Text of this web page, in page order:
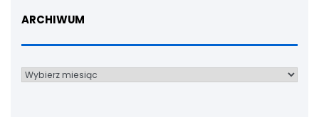
ARCHIWUM
Archiwum